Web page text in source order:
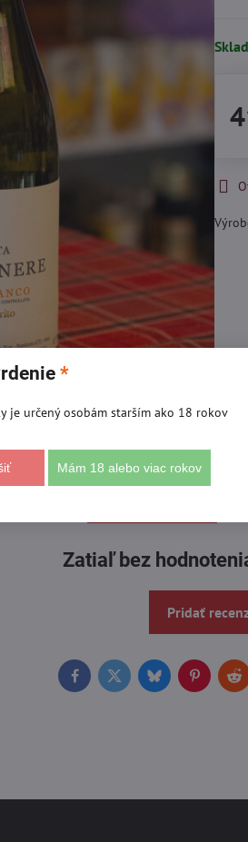
Zatiaľ bez
Pridať
FacebookTwitterBlueskyPinterest
*
je určený osobám starším ako 18 rokov
Mám 18 alebo viac rokov